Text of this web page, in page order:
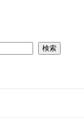
検索